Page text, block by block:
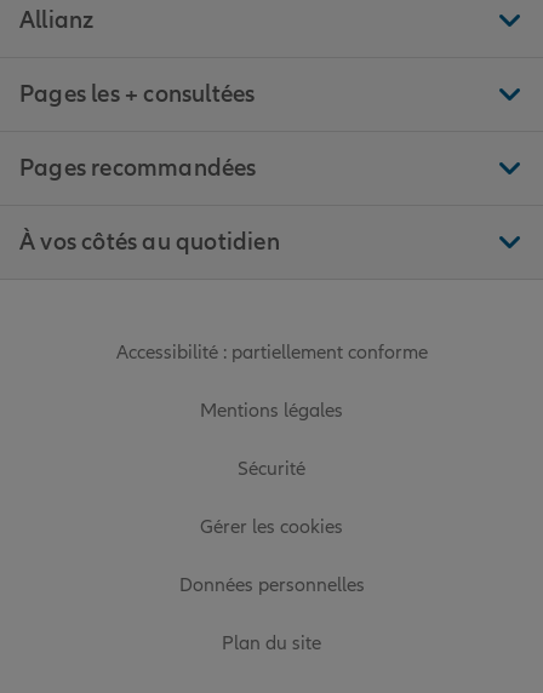
Allianz
Pages les + consultées
Pages recommandées
À vos côtés au quotidien
Accessibilité : partiellement conforme
Mentions légales
Sécurité
Gérer les cookies
Données personnelles
Plan du site